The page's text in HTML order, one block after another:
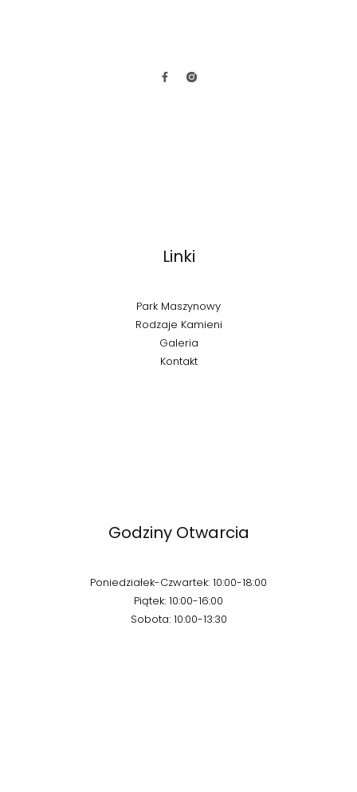
Linki
Park Maszynowy
Rodzaje Kamieni
Galeria
Kontakt
Godziny Otwarcia
Poniedziałek-Czwartek: 10:00-18:00
Piątek: 10:00-16:00
Sobota: 10:00-13:30